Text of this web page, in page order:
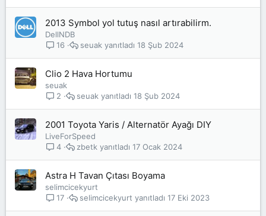
2013 Symbol yol tutuş nasıl artırabilirm.
DellNDB
16
18 Şub 2024
seuak
Clio 2 Hava Hortumu
seuak
2
18 Şub 2024
seuak
2001 Toyota Yaris / Alternatör Ayağı DIY
LiveForSpeed
4
17 Ocak 2024
zbetk
Astra H Tavan Çıtası Boyama
selimcicekyurt
17
17 Eki 2023
selimcicekyurt